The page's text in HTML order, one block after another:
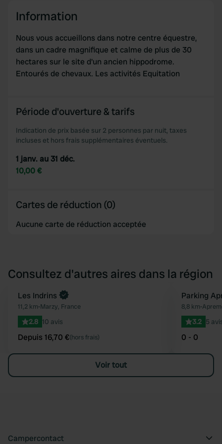
may combine it with other information that you’ve
of their services.
Information
Nous vous accueillons dans notre centre équestre,
dans un cadre magnifique et calme de plus de 30
hectares sur le site d'un ancien hippodrome.
Entourés de chevaux. Les activités Equitation
Période d'ouverture & tarifs
Indication de prix basée sur 2 personnes par nuit, taxes
incluses et hors frais supplémentaires éventuels.
1 janv. au 31 déc.
10,00 €
Cartes de réduction (0)
Aucune carte de réduction acceptée
Consultez d'autres aires dans la région
Préféré
Reserve maintenant
Les Indrins
11,2 km•Marzy, France
2.8 10 avis
Depuis 16,70 €(hors frais)
Parking
8,8 km•
3.2 5
0 - 0
Voir tout
Campercontact